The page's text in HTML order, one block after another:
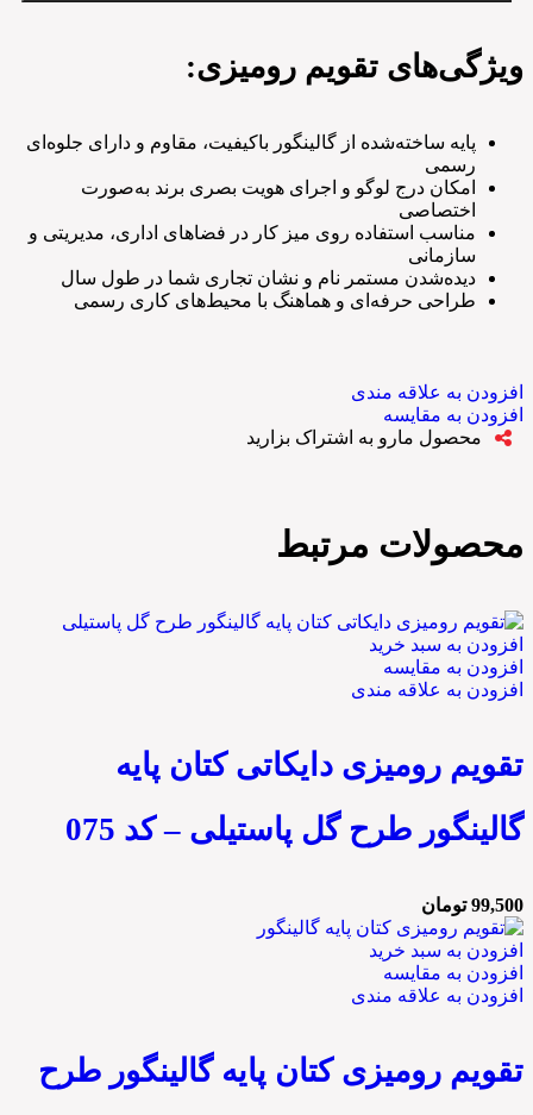
ویژگی‌های تقویم رومیزی:
پایه ساخته‌شده از گالینگور باکیفیت، مقاوم و دارای جلوه‌ای
رسمی
امکان درج لوگو و اجرای هویت بصری برند به‌صورت
اختصاصی
مناسب استفاده روی میز کار در فضاهای اداری، مدیریتی و
سازمانی
دیده‌شدن مستمر نام و نشان تجاری شما در طول سال
طراحی حرفه‌ای و هماهنگ با محیط‌های کاری رسمی
افزودن به علاقه مندی
افزودن به مقایسه
محصول مارو به اشتراک بزارید
محصولات مرتبط
افزودن به سبد خرید
افزودن به مقایسه
افزودن به علاقه مندی
تقویم رومیزی دایکاتی کتان پایه
گالینگور طرح گل پاستیلی – کد 075
99,500 تومان
افزودن به سبد خرید
افزودن به مقایسه
افزودن به علاقه مندی
تقویم رومیزی کتان پایه گالینگور طرح